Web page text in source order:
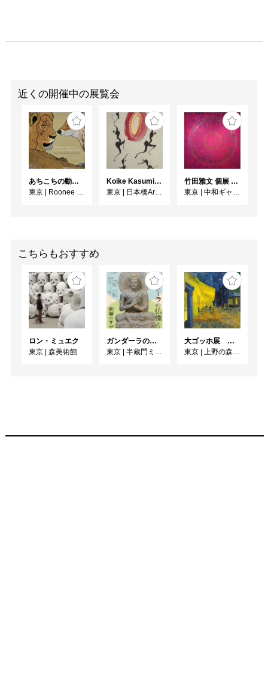
近くの開催中の展覧会
あちこちの動物の世界
東京
Roonee 247 fine arts
Koike Kasumi Web個展 ラ・ダンス
東京
日本橋Art.jp
竹田雅文 個展 －Jam Service Exhibition－
東京
中和ギャラリー
こちらもおすすめ
ロン・ミュエク
東京
森美術館
ガンダーラの仏像と仏伝ー釈尊のすがたー
東京
半蔵門ミュージアム
大ゴッホ展 夜のカフェテラス
東京
上野の森美術館